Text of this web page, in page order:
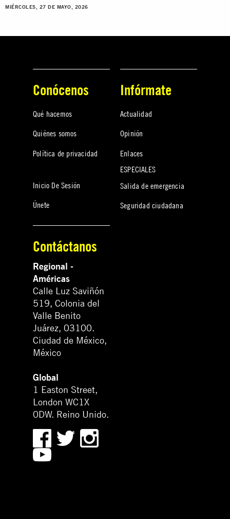
MIÉRCOLES, 27 DE MAYO, 2026
Conócenos
Qué hacemos
Quiénes somos
Política de privacidad
Inicio De Sesión
Únete
Infórmate
Actualidad
Opinión
Enlaces
ESPECIALES
Salida de emergencia
Seguridad ciudadana
Contáctanos
Regional -
Américas
Calle Luz Saviñón
519, Colonia del
Valle Benito
Juárez, 03100.
Ciudad de México,
México
Global
1 Easton Street,
London WC1X
0DW. Reino Unido.